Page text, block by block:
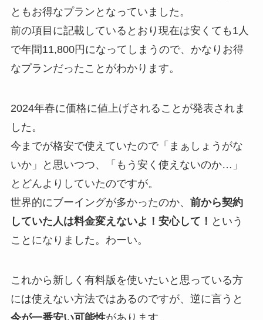
ともお得なプランとなっていました。
前の項目に記載しているとおり現在は安くても1人
で年間11,800円になってしまうので、かなりお得
なプランだったことがわかります。
2024年春に価格に値上げされることが発表されま
した。
今までが格安で使えていたので「まぁしょうがな
いか」と思いつつ、「もう安く使えないのか…」
とどんよりしていたのですが。
世界的にブーイングが多かったのか、 前から契約
していた人は料金変えないよ！安心して！ という
ことになりました。わーい。
これから新しく有料版を使いたいと思っている方
には使えない方法ではあるのですが、逆に言うと